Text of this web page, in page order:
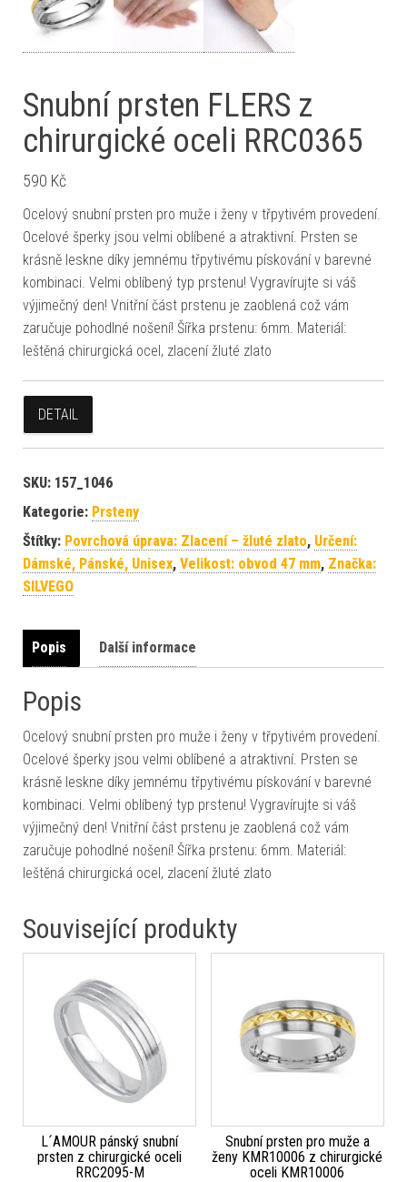
Snubní prsten FLERS z
chirurgické oceli RRC0365
590 Kč
Ocelový snubní prsten pro muže i ženy v třpytivém provedení.
Ocelové šperky jsou velmi oblíbené a atraktivní. Prsten se
krásně leskne díky jemnému třpytivému pískování v barevné
kombinaci. Velmi oblíbený typ prstenu! Vygravírujte si váš
výjimečný den! Vnitřní část prstenu je zaoblená což vám
zaručuje pohodlné nošení! Šířka prstenu: 6mm. Materiál:
leštěná chirurgická ocel, zlacení žluté zlato
DETAIL
SKU: 157_1046
Kategorie: Prsteny
Štítky: Povrchová úprava: Zlacení – žluté zlato, Určení:
Dámské, Pánské, Unisex, Velikost: obvod 47 mm, Značka:
SILVEGO
Popis Další informace
Popis
Ocelový snubní prsten pro muže i ženy v třpytivém provedení.
Ocelové šperky jsou velmi oblíbené a atraktivní. Prsten se
krásně leskne díky jemnému třpytivému pískování v barevné
kombinaci. Velmi oblíbený typ prstenu! Vygravírujte si váš
výjimečný den! Vnitřní část prstenu je zaoblená což vám
zaručuje pohodlné nošení! Šířka prstenu: 6mm. Materiál:
leštěná chirurgická ocel, zlacení žluté zlato
Související produkty
L´AMOUR pánský snubní
prsten z chirurgické oceli
RRC2095-M
Snubní prsten pro muže a
ženy KMR10006 z chirurgické
oceli KMR10006